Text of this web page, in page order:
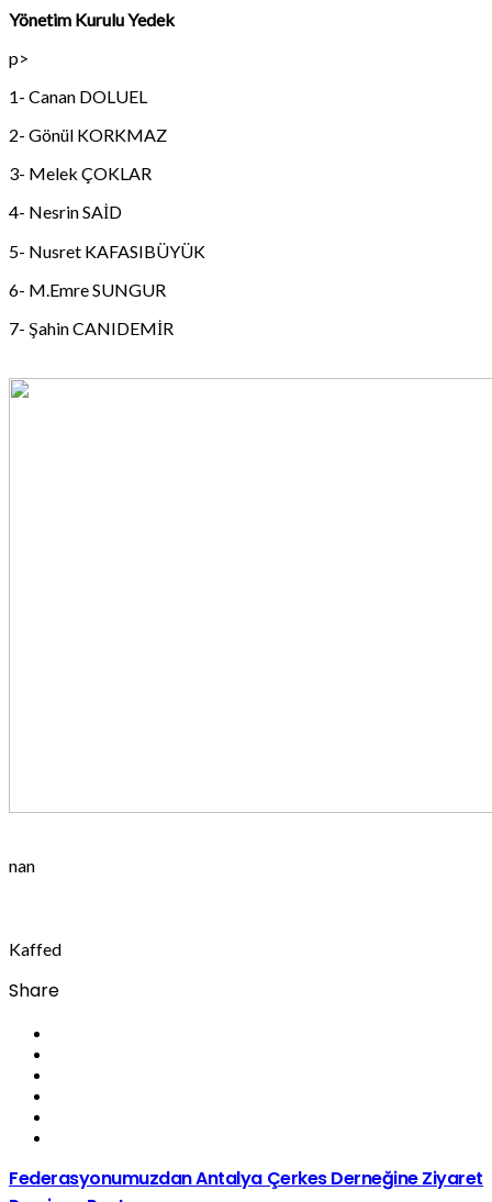
Yönetim Kurulu Yedek
p>
1- Canan DOLUEL
2- Gönül KORKMAZ
3- Melek ÇOKLAR
4- Nesrin SAİD
5- Nusret KAFASIBÜYÜK
6- M.Emre SUNGUR
7- Şahin CANIDEMİR
nan
Kaffed
Share
Federasyonumuzdan Antalya Çerkes Derneğine Ziyaret